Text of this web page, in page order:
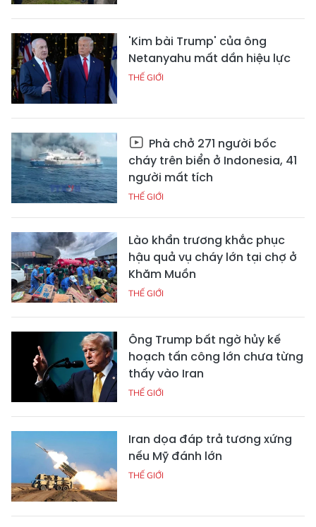
'Kim bài Trump' của ông
Netanyahu mất dần hiệu lực
THẾ GIỚI
Phà chở 271 người bốc
cháy trên biển ở Indonesia, 41
người mất tích
THẾ GIỚI
Lào khẩn trương khắc phục
hậu quả vụ cháy lớn tại chợ ở
Khăm Muồn
THẾ GIỚI
Ông Trump bất ngờ hủy kế
hoạch tấn công lớn chưa từng
thấy vào Iran
THẾ GIỚI
Iran dọa đáp trả tương xứng
nếu Mỹ đánh lớn
THẾ GIỚI